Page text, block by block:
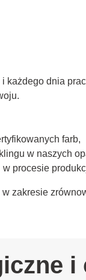
dnia
farb,
w naszych
procesie
zakresie
i